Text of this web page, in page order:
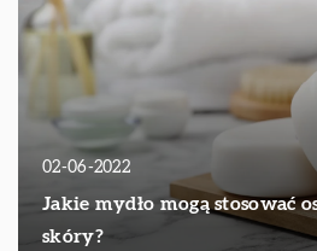
02-06-2022
Jakie mydło mogą stosować
skóry?